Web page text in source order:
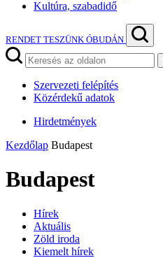
Kultúra, szabadidő
RENDET TESZÜNK ÓBUDÁN
Szervezeti felépítés
Közérdekű adatok
Hirdetmények
Kezdőlap Budapest
Budapest
Hírek
Aktuális
Zöld iroda
Kiemelt hírek